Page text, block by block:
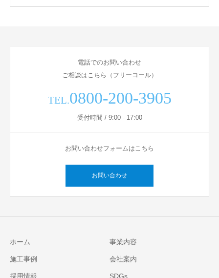
電話でのお問い合わせ
ご相談はこちら（フリーコール）
TEL.0800-200-3905
受付時間 / 9:00 - 17:00
お問い合わせフォームはこちら
お問い合わせ
ホーム 事業内容
施工事例 会社案内
採用情報 SDGs